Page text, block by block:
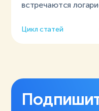
встречаются
Цикл статей